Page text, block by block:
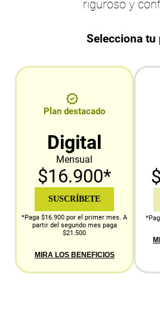
riguroso y
Selecciona tu
Plan destacado
Digital
Mensual
$16.900*
SUSCRÍBETE
*Paga $16.900 por el primer mes. A
partir del segundo mes paga
$21.500
MIRA LOS BENEFICIOS